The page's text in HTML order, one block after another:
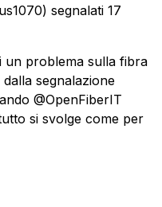
segnalati 17
un problema sulla fibra
segnalazione
@OpenFiberIT
si svolge come per